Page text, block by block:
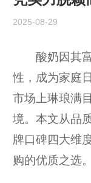
2025-08-29
酸奶因其富
性，成为家庭
市场上琳琅满
境。本文从品
牌口碑四大维
购的优质之选。